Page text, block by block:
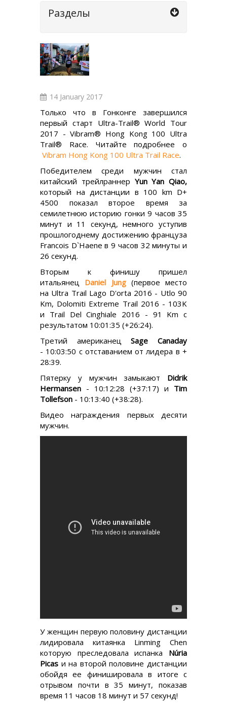
Разделы
14 January 2017
Только что в Гонконге завершился
первый старт Ultra-Trail® World Tour
2017 - Vibram® Hong Kong 100 Ultra
Trail® Race. Читайте подробнее о
Vibram Hong Kong 100 Ultra Trail Race.
Победителем среди мужчин стал
китайский трейлраннер Yun Yan Qiao,
который на дистанции в 100 km D+
4500 показал второе время за
семилетнюю историю гонки 9 часов 35
минут и 11 секунд, немного уступив
прошлогоднему достижению француза
Francois D`Haene в 9 часов 32 минуты и
26 секунд.
Вторым к финишу пришел
итальянец Daniel Jung (первое место
на Ultra Trail Lago D'orta 2016 - Utlo 90
Km, Dolomiti Extreme Trail 2016 - 103K
и Trail Del Cinghiale 2016 - 91 Km с
результатом 10:01:35 (+26:24).
Третий американецSage Canaday
- 10:03:50 с отставанием от лидера в +
28:39.
Пятерку у мужчин замыкают Didrik
Hermansen - 10:12:28 (+37:17) и Tim
Tollefson - 10:13:40 (+38:28).
Видео награждения первых десяти
мужчин.
У женщин первую половину дистанции
лидировала китаянка Linming Chen
которую преследовала испанка Núria
Picas и на второй половине дистанции
обойдя ее финишировала в итоге с
отрывом почти в 35 минут, показав
время 11 часов 18 минут и 57 секунд!